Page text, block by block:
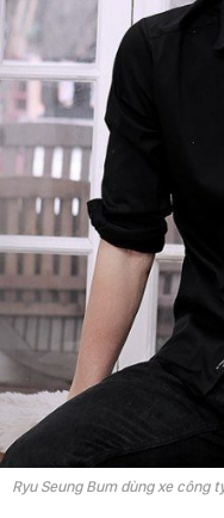
Ryu Seung Bum dùng xe công